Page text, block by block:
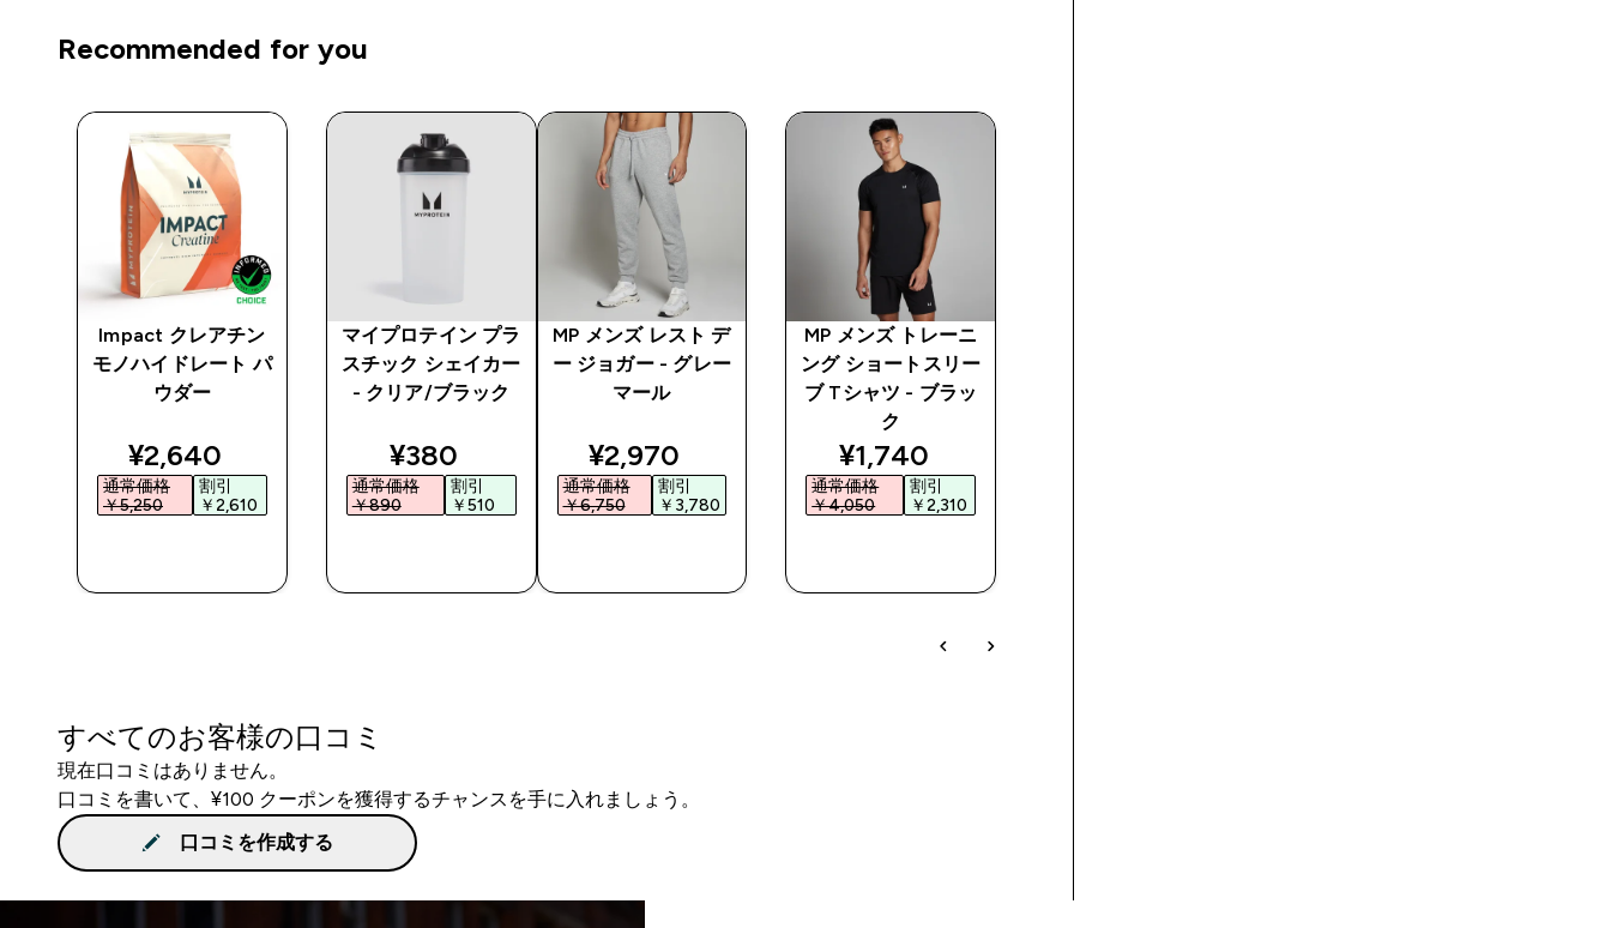
Recommended for you
Impact クレアチン
モノハイドレート パ
ウダー
discounted price
¥2,640‎
通常価格
￥5,250‎
割引
￥2,610‎
マイプロテイン プラ
スチック シェイカー
- クリア/ブラック
discounted price
¥380‎
通常価格
￥890‎
割引
￥510‎
MP メンズ レスト デ
ー ジョガー - グレー
マール
discounted price
¥2,970‎
通常価格
￥6,750‎
割引
￥3,780‎
MP メンズ トレーニ
ング ショートスリー
ブ Tシャツ - ブラッ
ク
discounted price
¥1,740‎
通常価格
￥4,050‎
割引
￥2,310‎
すべてのお客様の口コミ
現在口コミはありません。
口コミを書いて、¥100 クーポンを獲得するチャンスを手に入れましょう。
口コミを作成する